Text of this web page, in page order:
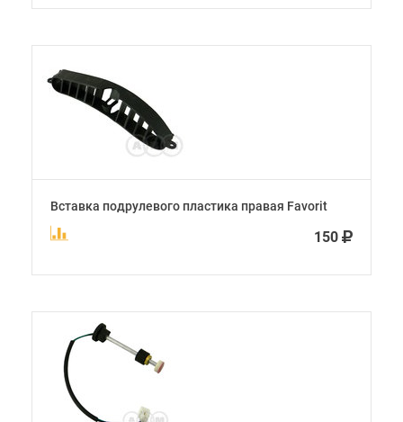
Вставка подрулевого пластика правая Favorit
150